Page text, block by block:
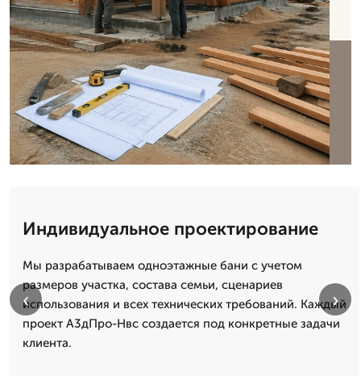
Индивидуальное проектирование
Мы разрабатываем одноэтажные бани с учетом
размеров участка, состава семьи, сценариев
использования и всех технических требований. Каждый
проект А3дПро-Нвс создается под конкретные задачи
клиента.
‹ ›